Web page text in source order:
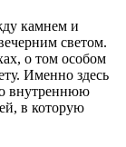
камнем и
светом.
о том особом
Именно здесь
внутреннюю
в которую